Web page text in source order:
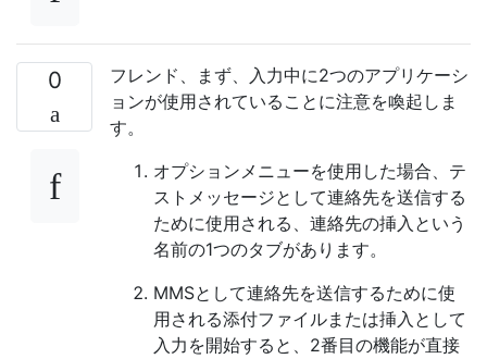
0
フレンド、まず、入力中に2つのアプリケーシ
ョンが使用されていることに注意を喚起しま
す。
オプションメニューを使用した場合、テ
ストメッセージとして連絡先を送信する
ために使用される、連絡先の挿入という
名前の1つのタブがあります。
MMSとして連絡先を送信するために使
用される添付ファイルまたは挿入として
入力を開始すると、2番目の機能が直接